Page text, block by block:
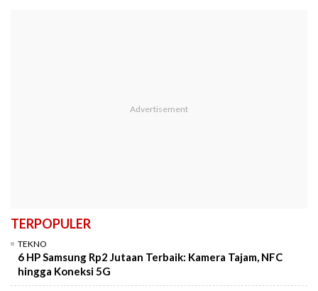
TERPOPULER
TEKNO
6 HP Samsung Rp2 Jutaan Terbaik: Kamera Tajam, NFC
hingga Koneksi 5G